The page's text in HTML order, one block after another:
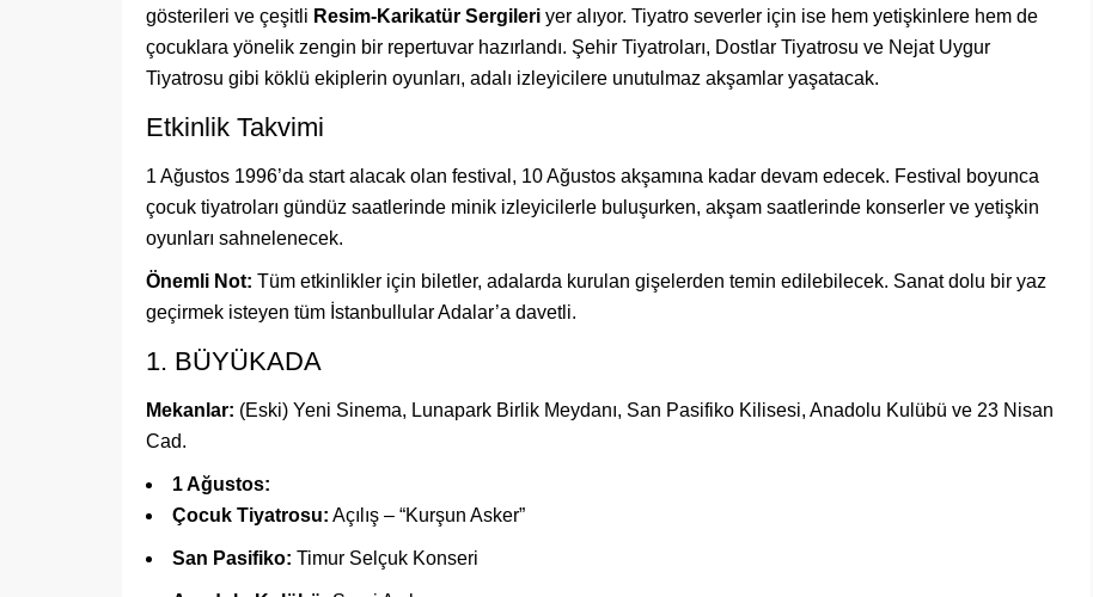
gösterileri ve çeşitli Resim-Karikatür Sergileri yer alıyor. Tiyatro severler için ise hem yetişkinlere hem de
çocuklara yönelik zengin bir repertuvar hazırlandı. Şehir Tiyatroları, Dostlar Tiyatrosu ve Nejat Uygur
Tiyatrosu gibi köklü ekiplerin oyunları, adalı izleyicilere unutulmaz akşamlar yaşatacak.
Etkinlik Takvimi
1 Ağustos 1996’da start alacak olan festival, 10 Ağustos akşamına kadar devam edecek. Festival boyunca
çocuk tiyatroları gündüz saatlerinde minik izleyicilerle buluşurken, akşam saatlerinde konserler ve yetişkin
oyunları sahnelenecek.
Önemli Not: Tüm etkinlikler için biletler, adalarda kurulan gişelerden temin edilebilecek. Sanat dolu bir yaz
geçirmek isteyen tüm İstanbullular Adalar’a davetli.
1. BÜYÜKADA
Mekanlar: (Eski) Yeni Sinema, Lunapark Birlik Meydanı, San Pasifiko Kilisesi, Anadolu Kulübü ve 23 Nisan
Cad.
1 Ağustos:
Çocuk Tiyatrosu: Açılış – “Kurşun Asker”
San Pasifiko: Timur Selçuk Konseri